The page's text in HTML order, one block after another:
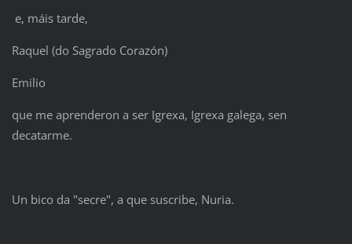
e, máis tarde,
Raquel (do Sagrado Corazón)
Emilio
que me aprenderon a ser Igrexa, Igrexa galega, sen
decatarme.
Un bico da "secre", a que suscribe, Nuria.